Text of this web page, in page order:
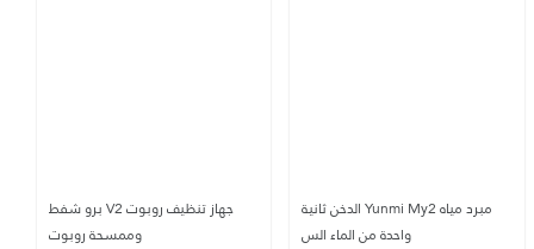
مبرد مياه Yunmi My2 الدخن ثانية
واحدة من الماء الس
جهاز تنظيف روبوت V2 برو شفط
وممسحة روبوت